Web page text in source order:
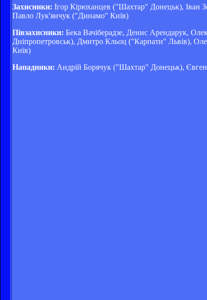
Захисники: Ігор Кірюханцев ("Шахтар" Донецьк), Іван
Павло Лук'янчук ("Динамо" Київ)
Півзахисники: Бека Вачіберадзе, Денис Арендарук,
Дніпропетровськ), Дмитро Кльоц ("Карпати" Львів),
Київ)
Нападники: Андрій Борячук ("Шахтар" Донецьк),